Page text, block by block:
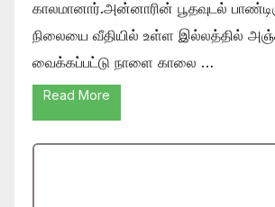
காலமானார்.அன்னாரின் பூதவுடல்
நிலையை வீதியில் உள்ள இல்லத்தில்
வைக்கப்பட்டு நாளை காலை …
Read More